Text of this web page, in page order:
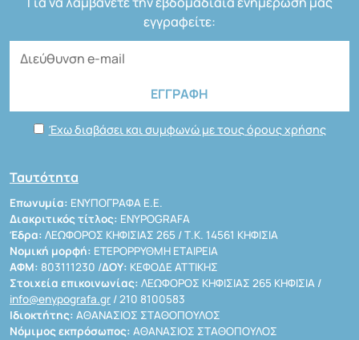
εγγραφείτε:
Έχω διαβάσει και συμφωνώ με τους όρους χρήσης
Ταυτότητα
Επωνυμία: ΕΝΥΠΟΓΡΑΦΑ Ε.Ε.
Διακριτικός τίτλος: ENYPOGRAFA
Έδρα: ΛΕΩΦΟΡΟΣ ΚΗΦΙΣΙΑΣ 265 / Τ.Κ. 14561 ΚΗΦΙΣΙΑ
Νομική μορφή: ΕΤΕΡΟΡΡΥΘΜΗ ΕΤΑΙΡΕΙΑ
ΑΦΜ: 803111230 /ΔΟΥ: ΚΕΦΟΔΕ ΑΤΤΙΚΗΣ
Στοιχεία επικοινωνίας: ΛΕΩΦΟΡΟΣ ΚΗΦΙΣΙΑΣ 265 ΚΗΦΙΣΙΑ /
info@enypografa.gr / 210 8100583
Ιδιοκτήτης: ΑΘΑΝΑΣΙΟΣ ΣΤΑΘΟΠΟΥΛΟΣ
Νόμιμος εκπρόσωπος: ΑΘΑΝΑΣΙΟΣ ΣΤΑΘΟΠΟΥΛΟΣ